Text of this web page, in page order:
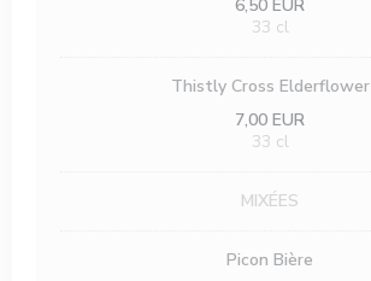
6,50 EUR
33 cl
Thistly Cross Elderflower
7,00 EUR
33 cl
MIXÉES
Picon Bière